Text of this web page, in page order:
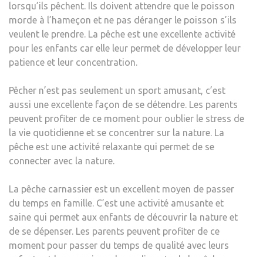
lorsqu’ils pêchent. Ils doivent attendre que le poisson
morde à l’hameçon et ne pas déranger le poisson s’ils
veulent le prendre. La pêche est une excellente activité
pour les enfants car elle leur permet de développer leur
patience et leur concentration.
Pêcher n’est pas seulement un sport amusant, c’est
aussi une excellente façon de se détendre. Les parents
peuvent profiter de ce moment pour oublier le stress de
la vie quotidienne et se concentrer sur la nature. La
pêche est une activité relaxante qui permet de se
connecter avec la nature.
La pêche carnassier est un excellent moyen de passer
du temps en famille. C’est une activité amusante et
saine qui permet aux enfants de découvrir la nature et
de se dépenser. Les parents peuvent profiter de ce
moment pour passer du temps de qualité avec leurs